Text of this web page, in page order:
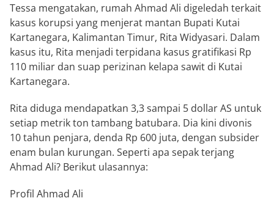
Tessa mengatakan, rumah Ahmad Ali digeledah terkait
kasus korupsi yang menjerat mantan Bupati Kutai
Kartanegara, Kalimantan Timur, Rita Widyasari. Dalam
kasus itu, Rita menjadi terpidana kasus gratifikasi Rp
110 miliar dan suap perizinan kelapa sawit di Kutai
Kartanegara.
Rita diduga mendapatkan 3,3 sampai 5 dollar AS untuk
setiap metrik ton tambang batubara. Dia kini divonis
10 tahun penjara, denda Rp 600 juta, dengan subsider
enam bulan kurungan. Seperti apa sepak terjang
Ahmad Ali? Berikut ulasannya:
Profil Ahmad Ali